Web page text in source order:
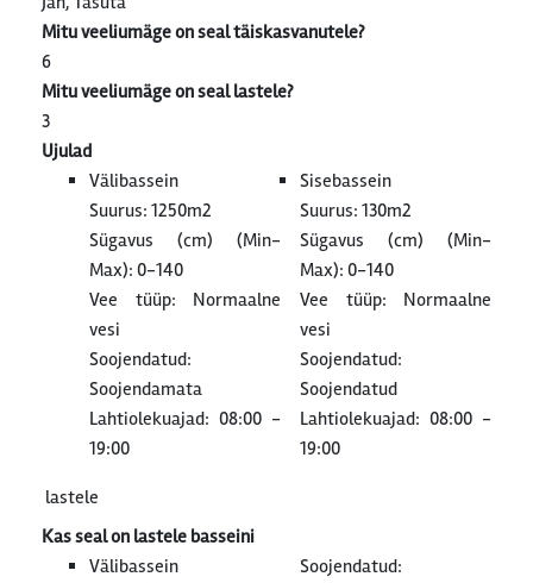
Mitu veeliumäge on seal täiskasvanutele?
6
Mitu veeliumäge on seal lastele?
3
Ujulad
Välibassein
Suurus: 1250m2
Sügavus (cm) (Min-
Max): 0-140
Vee tüüp: Normaalne
vesi
Soojendatud:
Soojendamata
Lahtiolekuajad: 08:00 -
19:00
Sisebassein
Suurus: 130m2
Sügavus (cm) (Min-
Max): 0-140
Vee tüüp: Normaalne
vesi
Soojendatud:
Soojendatud
Lahtiolekuajad: 08:00 -
19:00
lastele
Kas seal on lastele basseini
Välibassein
Soojendatud: